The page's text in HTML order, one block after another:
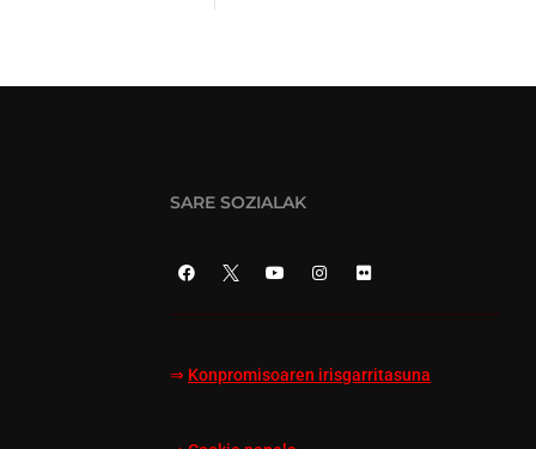
SARE SOZIALAK
⇒ Konpromisoaren irisgarritasuna